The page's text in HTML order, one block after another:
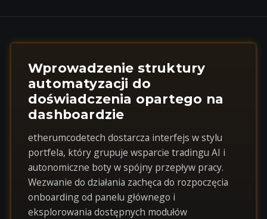
Wprowadzenie struktury
automatyzacji do
doświadczenia opartego na
dashboardzie
etherumcodetech dostarcza interfejs w stylu
portfela, który grupuje wsparcie tradingu AI i
autonomiczne boty w spójny przepływ pracy.
Wezwanie do działania zachęca do rozpoczęcia
onboarding od panelu głównego i
eksplorowania dostępnych modułów